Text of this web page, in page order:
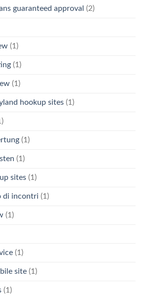
guaranteed approval (2)
(1)
(1)
(1)
hookup sites (1)
(1)
(1)
sites (1)
di incontri (1)
(1)
(1)
site (1)
(1)